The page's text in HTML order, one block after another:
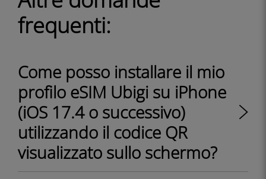
frequenti:
Come posso installare il mio
profilo eSIM Ubigi su iPhone
(iOS 17.4 o successivo)
utilizzando il codice QR
visualizzato sullo schermo?